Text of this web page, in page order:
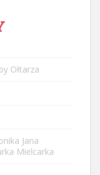
Ołtarza
Jana
Mielcarka